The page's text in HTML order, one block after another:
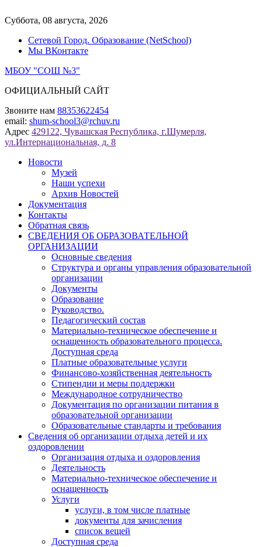
к
Суббота, 08 августа, 2026
Сетевой Город. Образование (NetSchool)
Мы ВКонтакте
МБОУ "СОШ №3"
ОФИЦИАЛЬНЫЙ САЙТ
Звоните нам 88353622454
email: shum-school3@rchuv.ru
Адрес 429122, Чувашская Республика, г.Шумерля,
ул.Интернациональная, д. 8
Новости
Музей
Наши успехи
Архив Новостей
Документация
Контакты
Обратная связь
СВЕДЕНИЯ ОБ ОБРАЗОВАТЕЛЬНОЙ
ОРГАНИЗАЦИИ
Основные сведения
Структура и органы управления образовательной
организации
Документы
Образование
Руководство.
Педагогический состав
Материально-техническое обеспечение и
оснащенность образовательного процесса.
Доступная среда
Платные образовательные услуги
Финансово-хозяйственная деятельность
Стипендии и меры поддержки
Международное сотрудничество
Документация по организации питания в
образовательной организации
Образовательные стандарты и требования
Сведения об организации отдыха детей и их
оздоровлении
Организация отдыха и оздоровления
Деятельность
Материально-техническое обеспечение и
оснащенность
Услуги
услуги, в том числе платные
документы для зачисления
список вещей
Доступная среда